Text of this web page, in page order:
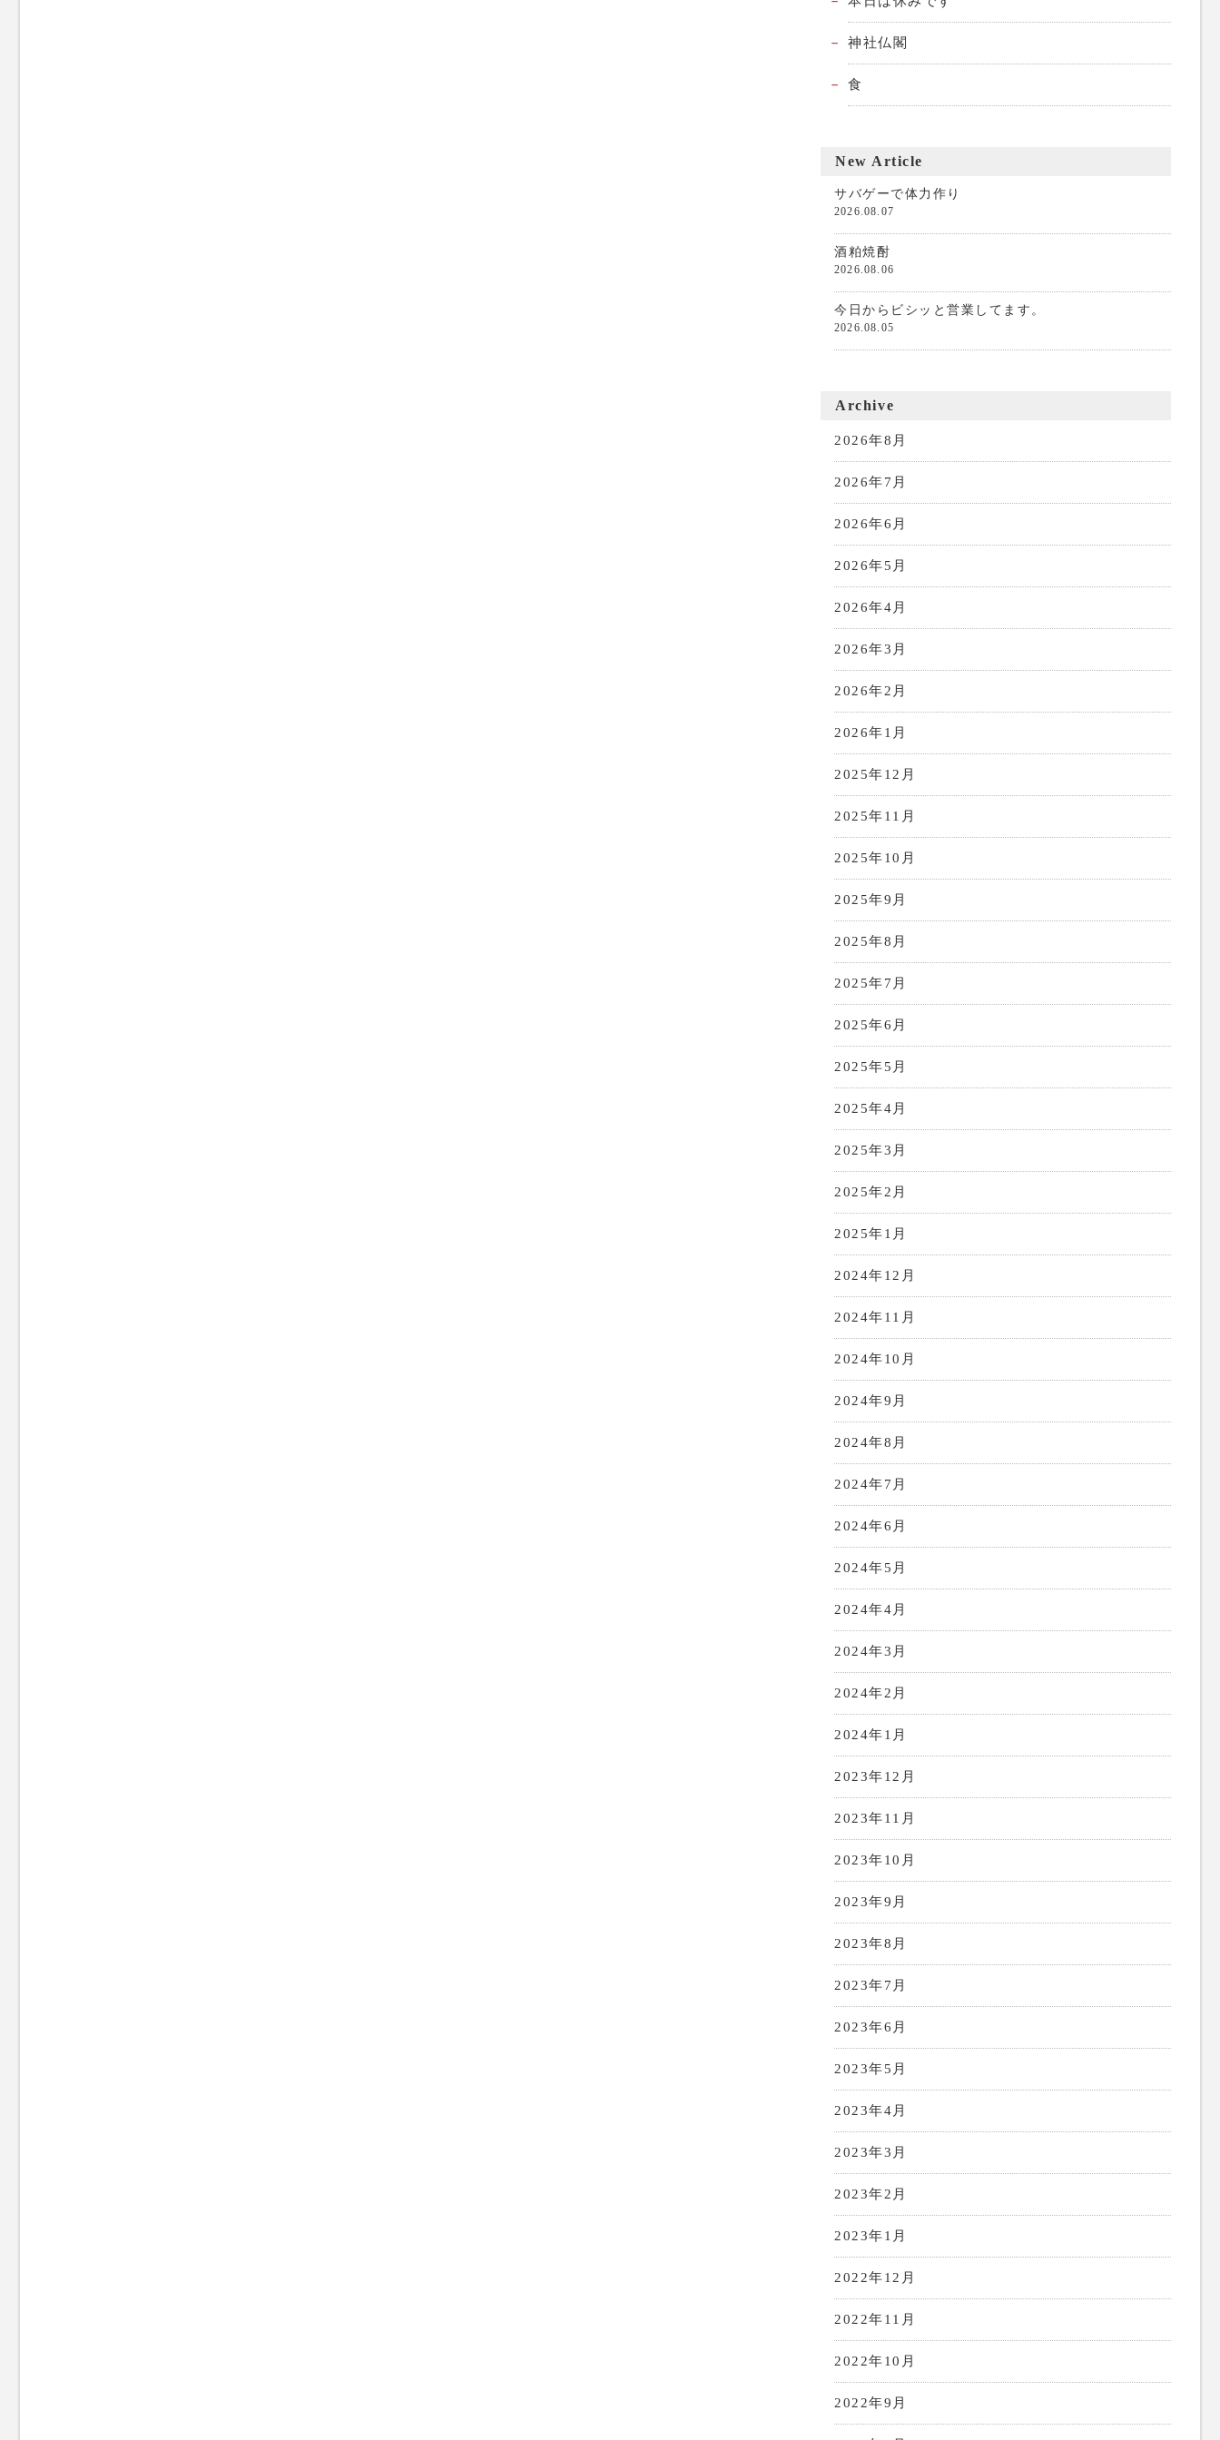
神社仏閣
食
New Article
サバゲーで体力作り
2026.08.07
酒粕焼酎
2026.08.06
今日からビシッと営業してます。
2026.08.05
Archive
2026年8月
2026年7月
2026年6月
2026年5月
2026年4月
2026年3月
2026年2月
2026年1月
2025年12月
2025年11月
2025年10月
2025年9月
2025年8月
2025年7月
2025年6月
2025年5月
2025年4月
2025年3月
2025年2月
2025年1月
2024年12月
2024年11月
2024年10月
2024年9月
2024年8月
2024年7月
2024年6月
2024年5月
2024年4月
2024年3月
2024年2月
2024年1月
2023年12月
2023年11月
2023年10月
2023年9月
2023年8月
2023年7月
2023年6月
2023年5月
2023年4月
2023年3月
2023年2月
2023年1月
2022年12月
2022年11月
2022年10月
2022年9月